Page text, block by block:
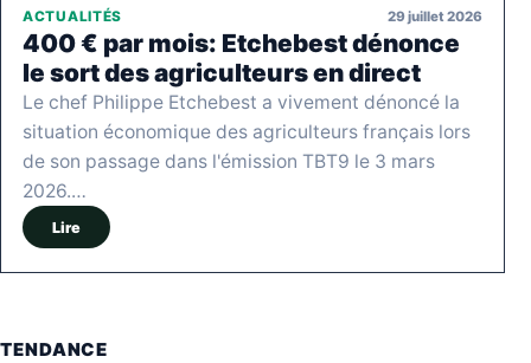
ACTUALITÉS 29 juillet 2026
400 € par mois: Etchebest dénonce
le sort des agriculteurs en direct
Le chef Philippe Etchebest a vivement dénoncé la
situation économique des agriculteurs français lors
de son passage dans l'émission TBT9 le 3 mars
2026.…
Lire
TENDANCE